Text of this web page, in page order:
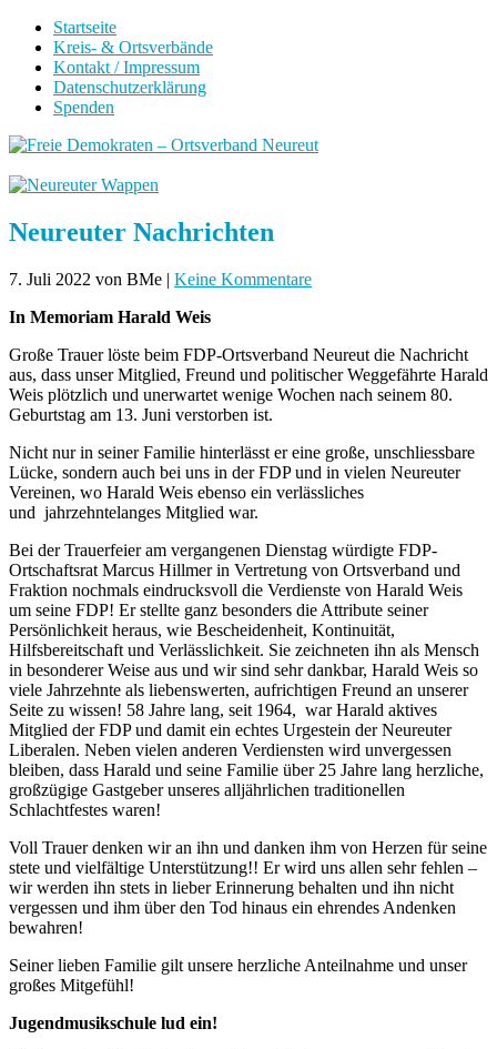
Startseite
Kreis- & Ortsverbände
Kontakt / Impressum
Datenschutzerklärung
Spenden
Neureuter Nachrichten
7. Juli 2022 von BMe | Keine Kommentare
In Memoriam Harald Weis
Große Trauer löste beim FDP-Ortsverband Neureut die Nachricht
aus, dass unser Mitglied, Freund und politischer Weggefährte Harald
Weis plötzlich und unerwartet wenige Wochen nach seinem 80.
Geburtstag am 13. Juni verstorben ist.
Nicht nur in seiner Familie hinterlässt er eine große, unschliessbare
Lücke, sondern auch bei uns in der FDP und in vielen Neureuter
Vereinen, wo Harald Weis ebenso ein verlässliches
und jahrzehntelanges Mitglied war.
Bei der Trauerfeier am vergangenen Dienstag würdigte FDP-
Ortschaftsrat Marcus Hillmer in Vertretung von Ortsverband und
Fraktion nochmals eindrucksvoll die Verdienste von Harald Weis
um seine FDP! Er stellte ganz besonders die Attribute seiner
Persönlichkeit heraus, wie Bescheidenheit, Kontinuität,
Hilfsbereitschaft und Verlässlichkeit. Sie zeichneten ihn als Mensch
in besonderer Weise aus und wir sind sehr dankbar, Harald Weis so
viele Jahrzehnte als liebenswerten, aufrichtigen Freund an unserer
Seite zu wissen! 58 Jahre lang, seit 1964, war Harald aktives
Mitglied der FDP und damit ein echtes Urgestein der Neureuter
Liberalen. Neben vielen anderen Verdiensten wird unvergessen
bleiben, dass Harald und seine Familie über 25 Jahre lang herzliche,
großzügige Gastgeber unseres alljährlichen traditionellen
Schlachtfestes waren!
Voll Trauer denken wir an ihn und danken ihm von Herzen für seine
stete und vielfältige Unterstützung!! Er wird uns allen sehr fehlen –
wir werden ihn stets in lieber Erinnerung behalten und ihn nicht
vergessen und ihm über den Tod hinaus ein ehrendes Andenken
bewahren!
Seiner lieben Familie gilt unsere herzliche Anteilnahme und unser
großes Mitgefühl!
Jugendmusikschule lud ein!